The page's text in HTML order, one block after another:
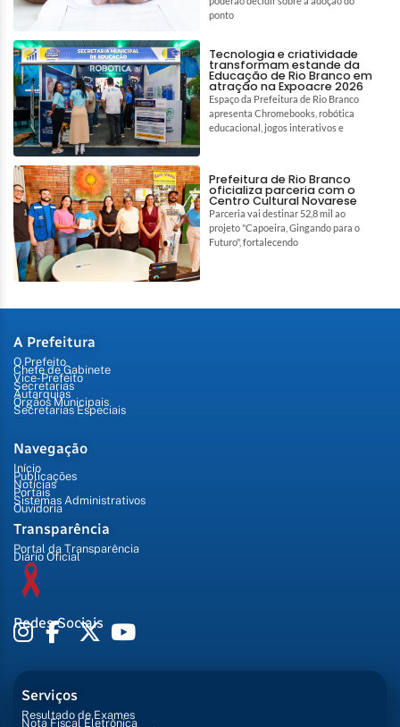
ponto
Tecnologia e criatividade
transformam estande da
Educação de Rio Branco em
atração na Expoacre 2026
Espaço da Prefeitura de Rio Branco
apresenta Chromebooks, robótica
educacional, jogos interativos e
Prefeitura de Rio Branco
oficializa parceria com o
Centro Cultural Novarese
Parceria vai destinar 52,8 mil ao
projeto "Capoeira, Gingando para o
Futuro", fortalecendo
A Prefeitura
O Prefeito
Chefe de Gabinete
Vice-Prefeito
Secretarias
Autarquias
Órgãos Municipais
Secretarias Especiais
Navegação
Início
Publicações
Notícias
Portais
Sistemas Administrativos
Ouvidoria
Transparência
Portal da Transparência
Diário Oficial
Redes Sociais
Serviços
Resultado de Exames
Nota Fiscal Eletrônica